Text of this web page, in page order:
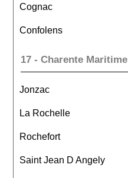
Cognac
Confolens
17 - Charente Maritime
Jonzac
La Rochelle
Rochefort
Saint Jean D Angely